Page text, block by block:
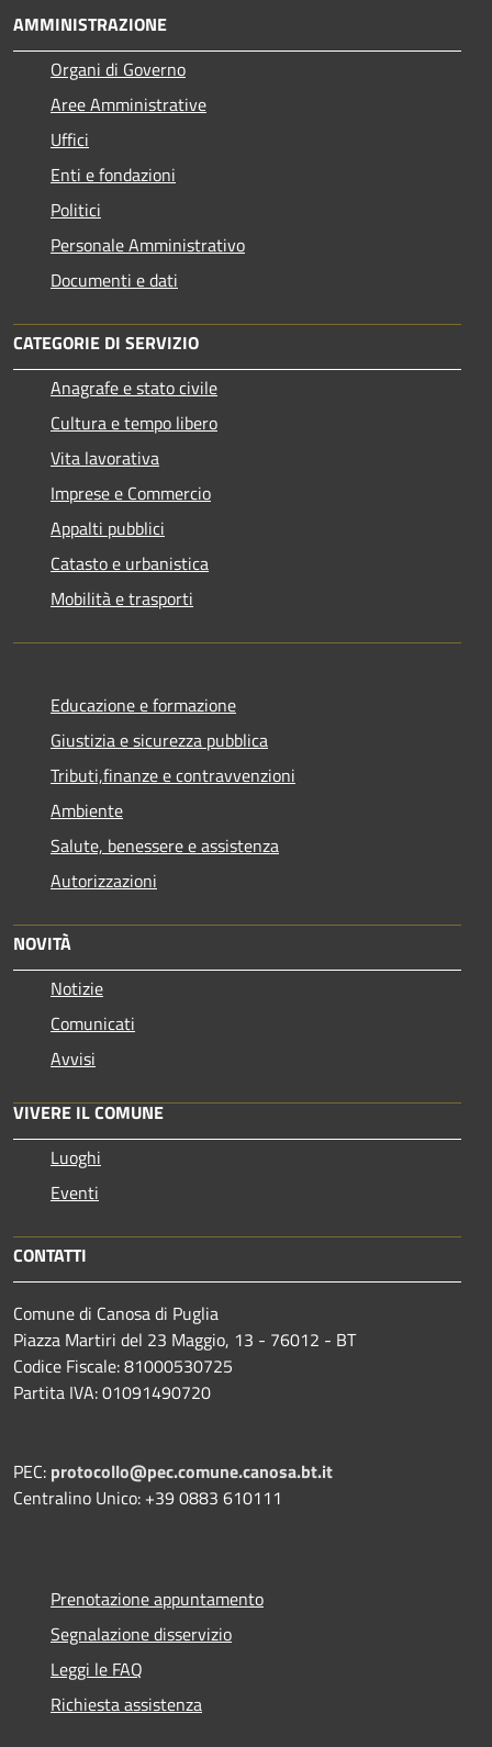
AMMINISTRAZIONE
Organi di Governo
Aree Amministrative
Uffici
Enti e fondazioni
Politici
Personale Amministrativo
Documenti e dati
CATEGORIE DI SERVIZIO
Anagrafe e stato civile
Cultura e tempo libero
Vita lavorativa
Imprese e Commercio
Appalti pubblici
Catasto e urbanistica
Mobilità e trasporti
Educazione e formazione
Giustizia e sicurezza pubblica
Tributi,finanze e contravvenzioni
Ambiente
Salute, benessere e assistenza
Autorizzazioni
NOVITÀ
Notizie
Comunicati
Avvisi
VIVERE IL COMUNE
Luoghi
Eventi
CONTATTI
Comune di Canosa di Puglia
Piazza Martiri del 23 Maggio, 13 - 76012 - BT
Codice Fiscale: 81000530725
Partita IVA: 01091490720
PEC: protocollo@pec.comune.canosa.bt.it
Centralino Unico: +39 0883 610111
Prenotazione appuntamento
Segnalazione disservizio
Leggi le FAQ
Richiesta assistenza